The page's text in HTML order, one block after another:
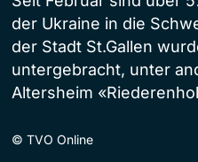
der Ukraine in die
der Stadt St.Gallen
untergebracht, unter
Altersheim
© TVO Online